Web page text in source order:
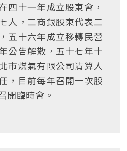
四十一年成立股東會，
人，三商銀股東代表三
五十六年成立移轉民營
公告解散，五十七年十
市煤氣有限公司清算人
，目前每年召開一次股
開臨時會。